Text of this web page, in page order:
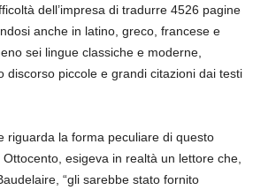
dell’impresa di tradurre 4526 pagine
anche in latino, greco, francese e
sei lingue classiche e moderne,
discorso piccole e grandi citazioni dai testi
riguarda la forma peculiare di questo
esigeva in realtà un lettore che,
“gli sarebbe stato fornito